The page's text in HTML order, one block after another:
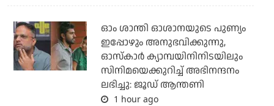
ഓം ശാന്തി ഓശാനയുടെ പുണ്യം
ഇപ്പോഴും അനുഭവിക്കുന്നു,
ഓസ്കാർ ക്യാമ്പയിനിനിടയിലും
സിനിമയെക്കുറിച്ച് അഭിനന്ദനം
ലഭിച്ചു: ജൂഡ് ആന്തണി
1 hour ago